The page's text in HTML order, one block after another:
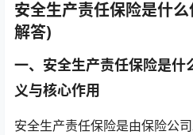
安全生产责任保险是什
解答)
一、安全生产责任保险是
义与核心作用
安全生产责任保险是由保险公